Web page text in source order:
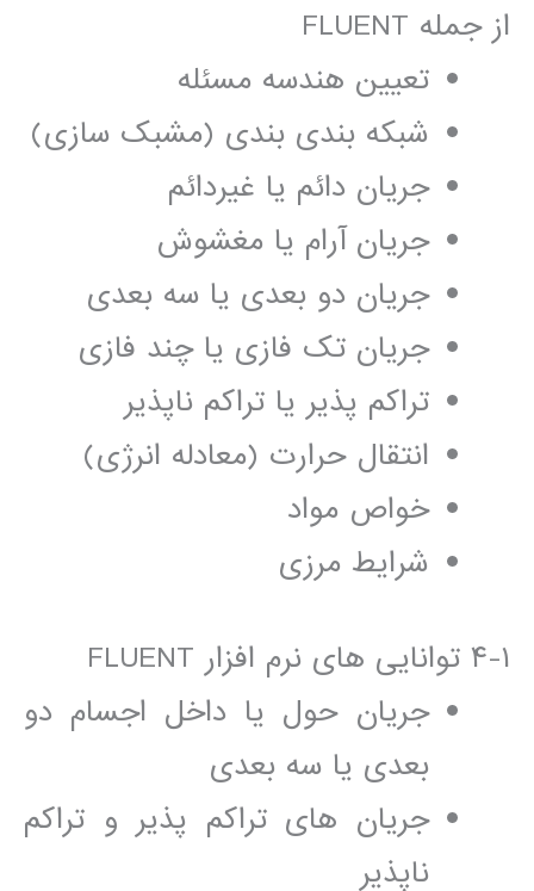
از جمله FLUENT
تعيين ھندسه مسئله
شبکه بندی بندی (مشبک سازی)
جريان دائم يا غيردائم
جريان آرام يا مغشوش
جريان دو بعدی يا سه بعدی
جريان تک فازی يا چند فازی
تراکم پذير يا تراکم ناپذير
انتقال حرارت (معادله انرژی)
خواص مواد
شرايط مرزی
١-۴ توانايی ھای نرم افزار FLUENT
جريان حول يا داخل اجسام دو
بعدی يا سه بعدی
جريان ھای تراکم پذير و تراکم
ناپذير